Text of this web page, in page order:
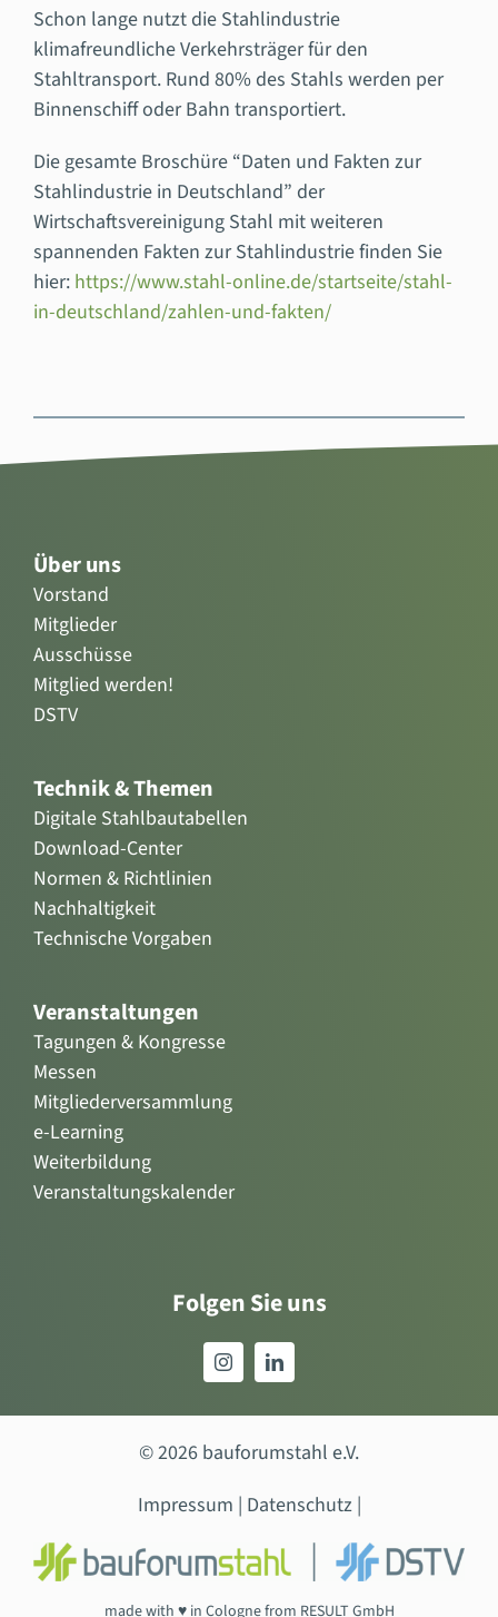
Schon lange nutzt die Stahlindustrie
klimafreundliche Verkehrsträger für den
Stahltransport. Rund 80% des Stahls werden per
Binnenschiff oder Bahn transportiert.
Die gesamte Broschüre “Daten und Fakten zur
Stahlindustrie in Deutschland” der
Wirtschaftsvereinigung Stahl mit weiteren
spannenden Fakten zur Stahlindustrie finden Sie
hier: https://www.stahl-online.de/startseite/stahl-
in-deutschland/zahlen-und-fakten/
Über uns
Vorstand
Mitglieder
Ausschüsse
Mitglied werden!
DSTV
Technik & Themen
Digitale Stahlbautabellen
Download-Center
Normen & Richtlinien
Nachhaltigkeit
Technische Vorgaben
Veranstaltungen
Tagungen & Kongresse
Messen
Mitgliederversammlung
e-Learning
Weiterbildung
Veranstaltungskalender
Folgen Sie uns
© 2026 bauforumstahl e.V.
Impressum | Datenschutz|
made with ♥ in Cologne from RESULT GmbH